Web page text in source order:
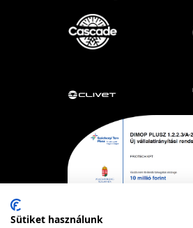
Sütiket használunk